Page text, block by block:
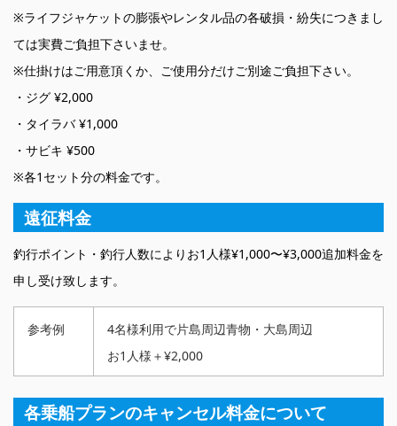
※ライフジャケットの膨張やレンタル品の各破損・紛失につきまし
ては実費ご負担下さいませ。
※仕掛けはご用意頂くか、ご使用分だけご別途ご負担下さい。
・ジグ ¥2,000
・タイラバ ¥1,000
・サビキ ¥500
※各1セット分の料金です。
遠征料金
釣行ポイント・釣行人数によりお1人様¥1,000〜¥3,000追加料金を
申し受け致します。
参考例
4名様利用で片島周辺青物・大島周辺
お1人様＋¥2,000
各乗船プランのキャンセル料金について